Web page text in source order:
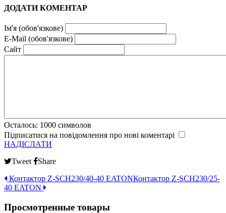
ДОДАТИ КОМЕНТАР
Ім'я (обов'язкове)
E-Mail (обов'язкове)
Сайт
Осталось: 1000 символов
Підписатися на повідомлення про нові коментарі
НАДІСЛАТИ
Tweet
Share
Контактор Z-SCH230/40-40 EATONКонтактор Z-SCH230/25-
40 EATON
Просмотренные товары